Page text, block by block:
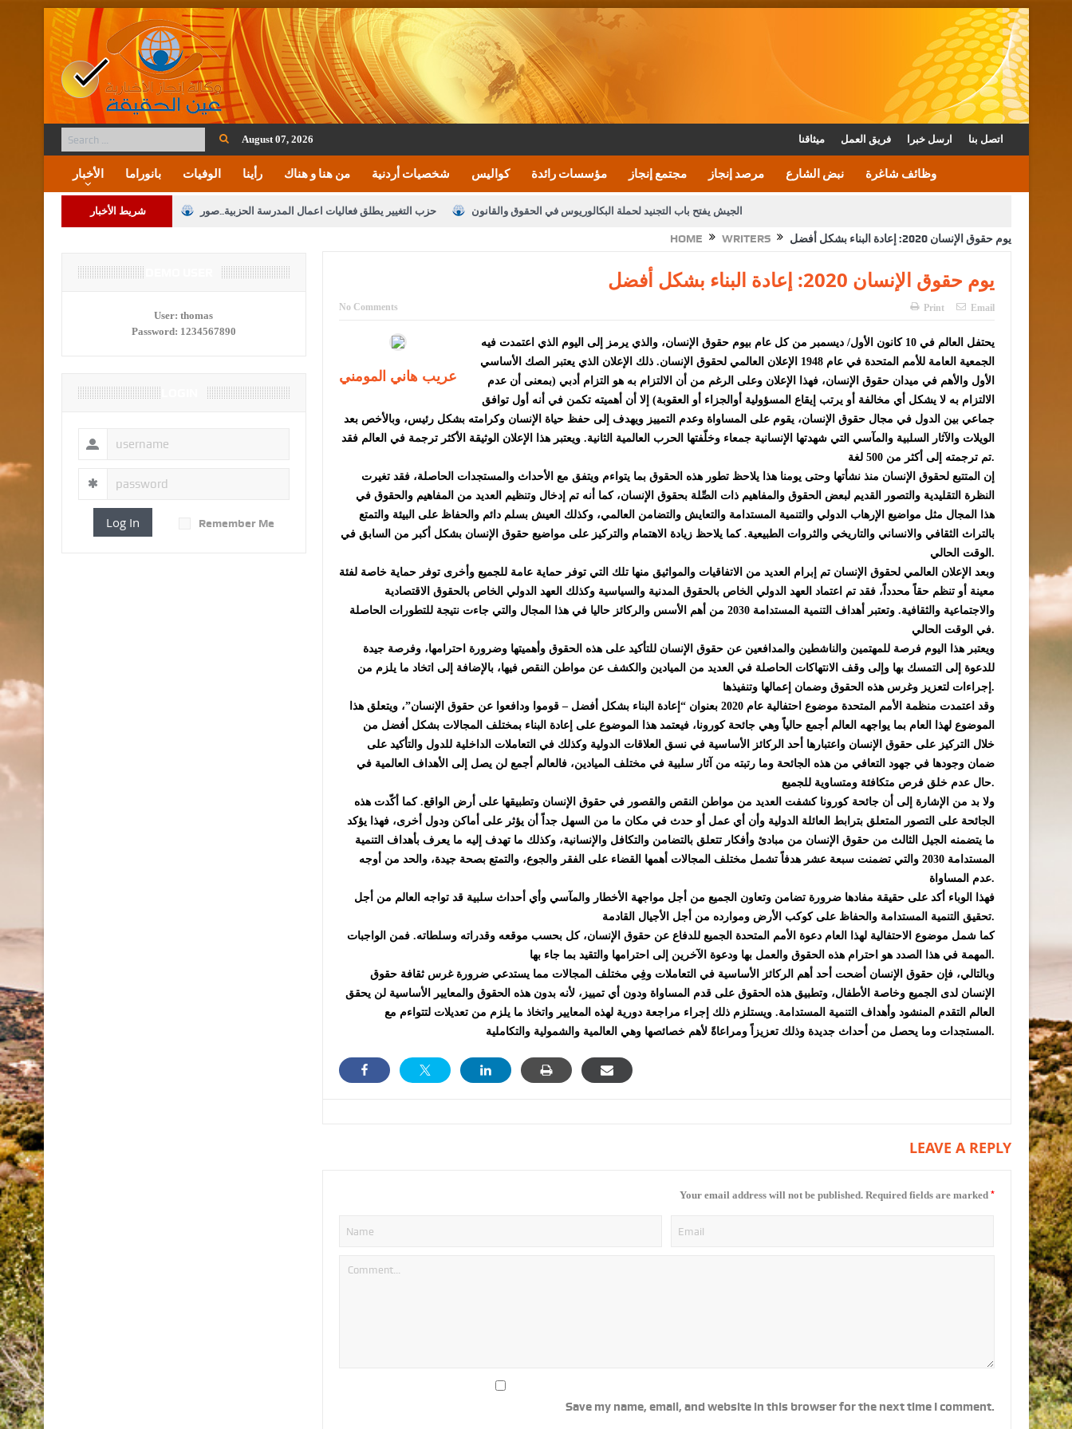
August 07, 2026 ميثاقنا فريق العمل ارسل خبرا اتصل بنا
الأخبار بانوراما الوفيات رأينا من هنا و هناك شخصيات أردنية كواليس مؤسسات رائدة مجتمع إنجاز مرصد إنجاز نبض الشارع وظائف شاغرة
شريط الأخبار حزب التغيير يطلق فعاليات اعمال المدرسة الحزبية..صور الجيش يفتح باب التجنيد لحملة البكالوريوس في الحقوق والقانون
الأمن يتلف 16 مليون حبة كبتاجون و1480 كغم مواد مخدرة
النواب يقر مشروع تعديل قانون الملكية العقارية القاضي يلتقي رؤساء تحرير الصحف اليومية ويؤكد حرص مجلس النواب على شراكة فاعلة مع الإعلام
دعوة المكلفين بخدمة العلم (الدفعة الثالثة) إلى مراجعة منصة خدمة العلم الملك يتلقى اتصالا هاتفيا من العاهل البحريني
القاضي محمود أحمد فريحات.. مبارك ومزيدا من التوفيق
HOME WRITERS يوم حقوق الإنسان 2020: إعادة البناء بشكل أفضل
يوم حقوق الإنسان 2020: إعادة البناء بشكل أفضل
No Comments Print Email
عريب هاني المومني
يحتفل العالم في 10 كانون الأول/ ديسمبر من كل عام بيوم حقوق الإنسان، والذي يرمز إلى اليوم الذي اعتمدت فيه
الجمعية العامة للأمم المتحدة في عام 1948 الإعلان العالمي لحقوق الإنسان. ذلك الإعلان الذي يعتبر الصك الأساسي
الأول والأهم في ميدان حقوق الإنسان، فهذا الإعلان وعلى الرغم من أن الالتزام به هو التزام أدبي (بمعنى أن عدم
الالتزام به لا يشكل أي مخالفة أو يرتب إيقاع المسؤولية أوالجزاء أو العقوبة) إلا أن أهميته تكمن في أنه أول توافق
جماعي بين الدول في مجال حقوق الإنسان، يقوم على المساواة وعدم التمييز ويهدف إلى حفظ حياة الإنسان وكرامته بشكل رئيس، وبالأخص بعد
الويلات والآثار السلبية والمآسي التي شهدتها الإنسانية جمعاء وخلّفتها الحرب العالمية الثانية. ويعتبر هذا الإعلان الوثيقة الأكثر ترجمة في العالم فقد
تم ترجمته إلى أكثر من 500 لغة.
إن المتتبع لحقوق الإنسان منذ نشأتها وحتى يومنا هذا يلاحظ تطور هذه الحقوق بما يتواءم ويتفق مع الأحداث والمستجدات الحاصلة، فقد تغيرت
النظرة التقليدية والتصور القديم لبعض الحقوق والمفاهيم ذات الصِّلة بحقوق الإنسان، كما أنه تم إدخال وتنظيم العديد من المفاهيم والحقوق في
هذا المجال مثل مواضيع الإرهاب الدولي والتنمية المستدامة والتعايش والتضامن العالمي، وكذلك العيش بسلم دائم والحفاظ على البيئة والتمتع
بالتراث الثقافي والانساني والتاريخي والثروات الطبيعية. كما يلاحظ زيادة الاهتمام والتركيز على مواضيع حقوق الإنسان بشكل أكبر من السابق في
الوقت الحالي.
وبعد الإعلان العالمي لحقوق الإنسان تم إبرام العديد من الاتفاقيات والمواثيق منها تلك التي توفر حماية عامة للجميع وأخرى توفر حماية خاصة لفئة
معينة أو تنظم حقاً محدداً، فقد تم اعتماد العهد الدولي الخاص بالحقوق المدنية والسياسية وكذلك العهد الدولي الخاص بالحقوق الاقتصادية
والاجتماعية والثقافية. وتعتبر أهداف التنمية المستدامة 2030 من أهم الأسس والركائز حاليا في هذا المجال والتي جاءت نتيجة للتطورات الحاصلة
في الوقت الحالي.
ويعتبر هذا اليوم فرصة للمهتمين والناشطين والمدافعين عن حقوق الإنسان للتأكيد على هذه الحقوق وأهميتها وضرورة احترامها، وفرصة جيدة
للدعوة إلى التمسك بها وإلى وقف الانتهاكات الحاصلة في العديد من الميادين والكشف عن مواطن النقص فيها، بالإضافة إلى اتخاد ما يلزم من
إجراءات لتعزيز وغرس هذه الحقوق وضمان إعمالها وتنفيذها.
وقد اعتمدت منظمة الأمم المتحدة موضوع احتفالية عام 2020 بعنوان “إعادة البناء بشكل أفضل – قوموا ودافعوا عن حقوق الإنسان”، ويتعلق هذا
الموضوع لهذا العام بما يواجهه العالم أجمع حالياً وهي جائحة كورونا، فيعتمد هذا الموضوع على إعادة البناء بمختلف المجالات بشكل أفضل من
خلال التركيز على حقوق الإنسان واعتبارها أحد الركائز الأساسية في نسق العلاقات الدولية وكذلك في التعاملات الداخلية للدول والتأكيد على
ضمان وجودها في جهود التعافي من هذه الجائحة وما رتبته من آثار سلبية في مختلف الميادين، فالعالم أجمع لن يصل إلى الأهداف العالمية في
حال عدم خلق فرص متكافئة ومتساوية للجميع.
ولا بد من الإشارة إلى أن جائحة كورونا كشفت العديد من مواطن النقص والقصور في حقوق الإنسان وتطبيقها على أرض الواقع. كما أكّدت هذه
الجائحة على التصور المتعلق بترابط العائلة الدولية وأن أي عمل أو حدث في مكان ما من السهل جداً أن يؤثر على أماكن ودول أخرى، فهذا يؤكد
ما يتضمنه الجيل الثالث من حقوق الإنسان من مبادئ وأفكار تتعلق بالتضامن والتكافل والإنسانية، وكذلك ما تهدف إليه ما يعرف بأهداف التنمية
المستدامة 2030 والتي تضمنت سبعة عشر هدفاً تشمل مختلف المجالات أهمها القضاء على الفقر والجوع، والتمتع بصحة جيدة، والحد من أوجه
عدم المساواة.
فهذا الوباء أكد على حقيقة مفادها ضرورة تضامن وتعاون الجميع من أجل مواجهة الأخطار والمآسي وأي أحداث سلبية قد تواجه العالم من أجل
تحقيق التنمية المستدامة والحفاظ على كوكب الأرض وموارده من أجل الأجيال القادمة.
كما شمل موضوع الاحتفالية لهذا العام دعوة الأمم المتحدة الجميع للدفاع عن حقوق الإنسان، كل بحسب موقعه وقدراته وسلطاته. فمن الواجبات
المهمة في هذا الصدد هو احترام هذه الحقوق والعمل بها ودعوة الآخرين إلى احترامها والتقيد بما جاء بها.
وبالتالي، فإن حقوق الإنسان أضحت أحد أهم الركائز الأساسية في التعاملات وفِي مختلف المجالات مما يستدعي ضرورة غرس ثقافة حقوق
الإنسان لدى الجميع وخاصة الأطفال، وتطبيق هذه الحقوق على قدم المساواة ودون أي تمييز، لأنه بدون هذه الحقوق والمعايير الأساسية لن يحقق
العالم التقدم المنشود وأهداف التنمية المستدامة. ويستلزم ذلك إجراء مراجعة دورية لهذه المعايير واتخاذ ما يلزم من تعديلات لتتواءم مع
المستجدات وما يحصل من أحداث جديدة وذلك تعزيزاً ومراعاةً لأهم خصائصها وهي العالمية والشمولية والتكاملية.
LEAVE A REPLY
Your email address will not be published. Required fields are marked *
Save my name, email, and website in this browser for the next time I comment.
User: thomas
Password: 1234567890
Log In Remember Me